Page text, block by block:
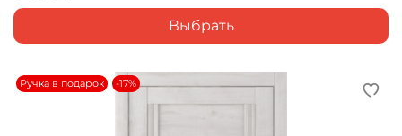
Выбрать
Ручка в подарок -17%